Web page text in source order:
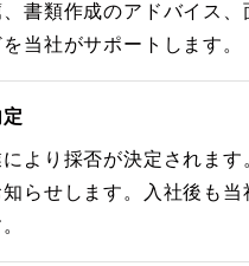
書類作成のアドバイス、
当社がサポートします。
より採否が決定されます
らせします。入社後も当